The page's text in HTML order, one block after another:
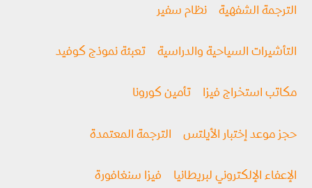
الترجمة الشفهية نظام سفير
التأشيرات السياحية والدراسية تعبئة نموذج كوفيد
مكاتب استخراج فيزا تأمين كورونا
حجز موعد إختبار الأيلتس الترجمة المعتمدة
الإعفاء الإلكتروني لبريطانيا فيزا سنغافورة